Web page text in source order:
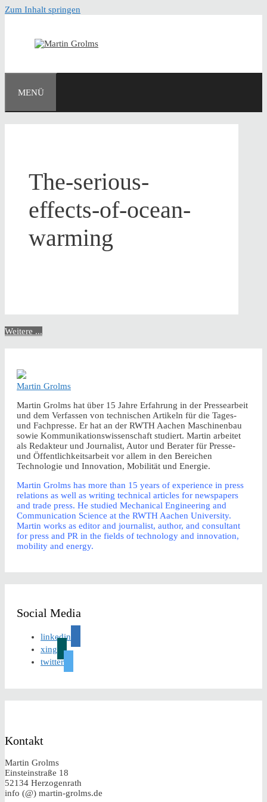
Zum Inhalt springen
MENÜ
The-serious-
effects-of-ocean-
warming
Weitere ...
Martin Grolms
Martin Grolms hat über 15 Jahre Erfahrung in der Pressearbeit
und dem Verfassen von technischen Artikeln für die Tages-
und Fachpresse. Er hat an der RWTH Aachen Maschinenbau
sowie Kommunikationswissenschaft studiert. Martin arbeitet
als Redakteur und Journalist, Autor und Berater für Presse-
und Öffentlichkeitsarbeit vor allem in den Bereichen
Technologie und Innovation, Mobilität und Energie.
Martin Grolms has more than 15 years of experience in press
relations as well as writing technical articles for newspapers
and trade press. He studied Mechanical Engineering and
Communication Science at the RWTH Aachen University.
Martin works as editor and journalist, author, and consultant
for press and PR in the fields of technology and innovation,
mobility and energy.
Social Media
linkedin
xing
twitter
Kontakt
Martin Grolms
Einsteinstraße 18
52134 Herzogenrath
info (@) martin-grolms.de